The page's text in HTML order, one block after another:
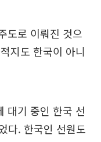
도로 이뤄진 것으
지도 한국이 아니
대기 중인 한국 선
다. 한국인 선원도